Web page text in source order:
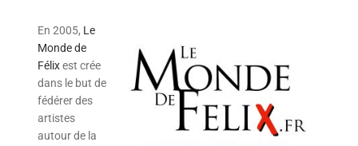
En 2005, Le
Monde de
Félixest crée
dans le but de
fédérer des
artistes
autour de la